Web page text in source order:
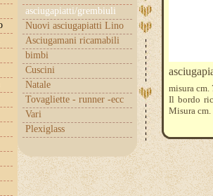
asciugapiatti/grembiuli
Nuovi asciugapiatti Lino
Asciugamani ricamabili
bimbi
Cuscini
Natale
Tovagliette - runner -ecc
Vari
Plexiglass
misura cm.
Il bordo
Misura